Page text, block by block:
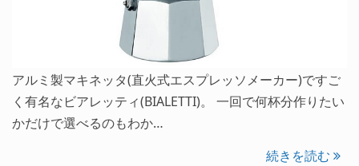
アルミ製マキネッタ(直火式エスプレッソメーカー)ですご
く有名なビアレッティ(BIALETTI)。 一回で何杯分作りたい
かだけで選べるのもわか…
続きを読む